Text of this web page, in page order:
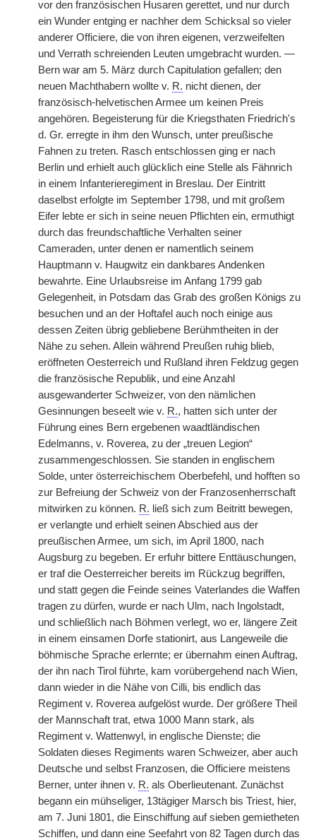
vor den französischen Husaren gerettet, und nur durch
ein Wunder entging er nachher dem Schicksal so vieler
anderer Officiere, die von ihren eigenen, verzweifelten
und Verrath schreienden Leuten umgebracht wurden. —
Bern war am 5. März durch Capitulation gefallen; den
neuen Machthabern wollte v. R. nicht dienen, der
französisch-helvetischen Armee um keinen Preis
angehören. Begeisterung für die Kriegsthaten Friedrich's
d. Gr. erregte in ihm den Wunsch, unter preußische
Fahnen zu treten. Rasch entschlossen ging er nach
Berlin und erhielt auch glücklich eine Stelle als Fähnrich
in einem Infanterieregiment in Breslau. Der Eintritt
daselbst erfolgte im September 1798, und mit großem
Eifer lebte er sich in seine neuen Pflichten ein, ermuthigt
durch das freundschaftliche Verhalten seiner
Cameraden, unter denen er namentlich seinem
Hauptmann v. Haugwitz ein dankbares Andenken
bewahrte. Eine Urlaubsreise im Anfang 1799 gab
Gelegenheit, in Potsdam das Grab des großen Königs zu
besuchen und an der Hoftafel auch noch einige aus
dessen Zeiten übrig gebliebene Berühmtheiten in der
Nähe zu sehen. Allein während Preußen ruhig blieb,
eröffneten Oesterreich und Rußland ihren Feldzug gegen
die französische Republik, und eine Anzahl
ausgewanderter Schweizer, von den nämlichen
Gesinnungen beseelt wie v. R., hatten sich unter der
Führung eines Bern ergebenen waadtländischen
Edelmanns, v. Roverea, zu der „treuen Legion“
zusammengeschlossen. Sie standen in englischem
Solde, unter österreichischem Oberbefehl, und hofften so
zur Befreiung der Schweiz von der Franzosenherrschaft
mitwirken zu können. R. ließ sich zum Beitritt bewegen,
er verlangte und erhielt seinen Abschied aus der
preußischen Armee, um sich, im April 1800, nach
Augsburg zu begeben. Er erfuhr bittere Enttäuschungen,
er traf die Oesterreicher bereits im Rückzug begriffen,
und statt gegen die Feinde seines Vaterlandes die Waffen
tragen zu dürfen, wurde er nach Ulm, nach Ingolstadt,
und schließlich nach Böhmen verlegt, wo er, längere Zeit
in einem einsamen Dorfe stationirt, aus Langeweile die
böhmische Sprache erlernte; er übernahm einen Auftrag,
der ihn nach Tirol führte, kam vorübergehend nach Wien,
dann wieder in die Nähe von Cilli, bis endlich das
Regiment v. Roverea aufgelöst wurde. Der größere Theil
der Mannschaft trat, etwa 1000 Mann stark, als
Regiment v. Wattenwyl, in englische Dienste; die
Soldaten dieses Regiments waren Schweizer, aber auch
Deutsche und selbst Franzosen, die Officiere meistens
Berner, unter ihnen v. R. als Oberlieutenant. Zunächst
begann ein mühseliger, 13tägiger Marsch bis Triest, hier,
am 7. Juni 1801, die Einschiffung auf sieben gemietheten
Schiffen, und dann eine Seefahrt von 82 Tagen durch das